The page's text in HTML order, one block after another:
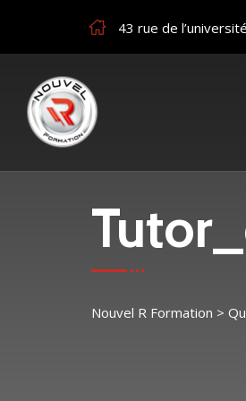
43 rue de
Nouvel R Formation >